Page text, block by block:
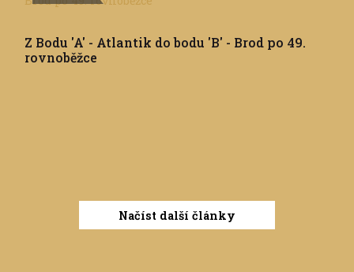
Z Bodu 'A' - Atlantik do bodu 'B' - Brod po 49.
rovnoběžce
Načíst další články